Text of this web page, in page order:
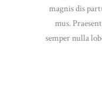
magnis dis
mus.
semper nulla